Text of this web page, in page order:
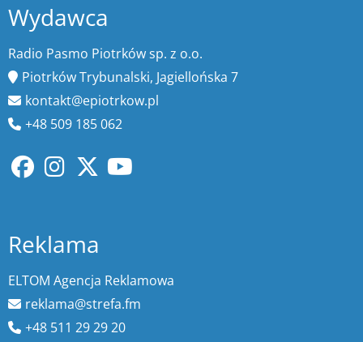
Wydawca
Radio Pasmo Piotrków sp. z o.o.
Piotrków Trybunalski, Jagiellońska 7
kontakt@epiotrkow.pl
+48 509 185 062
Reklama
ELTOM Agencja Reklamowa
reklama@strefa.fm
+48 511 29 29 20